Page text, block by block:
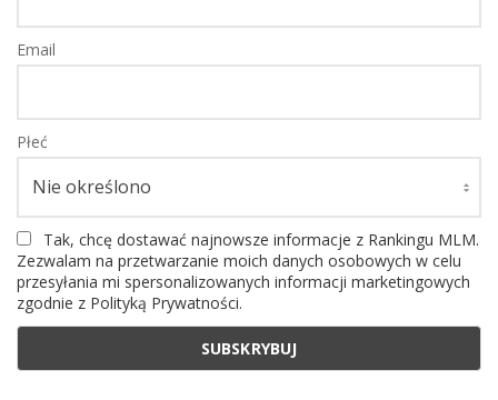
Email
Płeć
Tak, chcę dostawać najnowsze informacje z Rankingu MLM.
Zezwalam na przetwarzanie moich danych osobowych w celu
przesyłania mi spersonalizowanych informacji marketingowych
zgodnie z Polityką Prywatności.